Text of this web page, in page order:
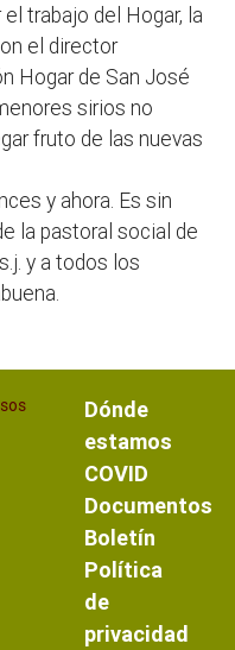
trabajo del Hogar, la
el director
Hogar de San José
sirios no
fruto de las nuevas
y ahora. Es sin
la pastoral social de
y a todos los
Dónde
estamos
COVID
Documentos
Boletín
Política
de
privacidad